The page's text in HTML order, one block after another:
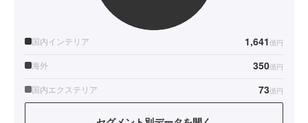
国内インテリア 1,641億円
海外 350億円
国内エクステリア 73億円